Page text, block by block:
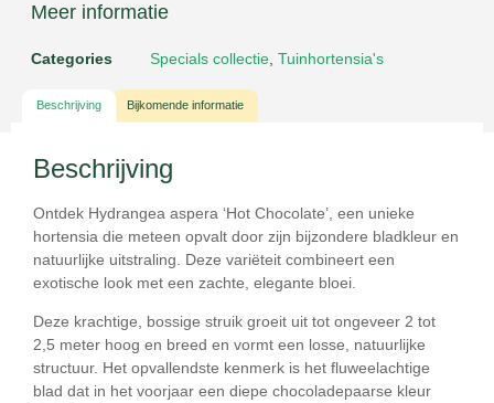
Meer informatie
Categories Specials collectie, Tuinhortensia's
Beschrijving Bijkomende informatie
Beschrijving
Ontdek Hydrangea aspera ‘Hot Chocolate’ , een unieke
hortensia die meteen opvalt door zijn bijzondere bladkleur en
natuurlijke uitstraling. Deze variëteit combineert een
exotische look met een zachte, elegante bloei.
Deze krachtige, bossige struik groeit uit tot ongeveer 2 tot
2,5 meter hoog en breed en vormt een losse, natuurlijke
structuur. Het opvallendste kenmerk is het fluweelachtige
blad dat in het voorjaar een diepe chocoladepaarse kleur